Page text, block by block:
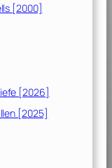
[2000]
[2026]
[2025]